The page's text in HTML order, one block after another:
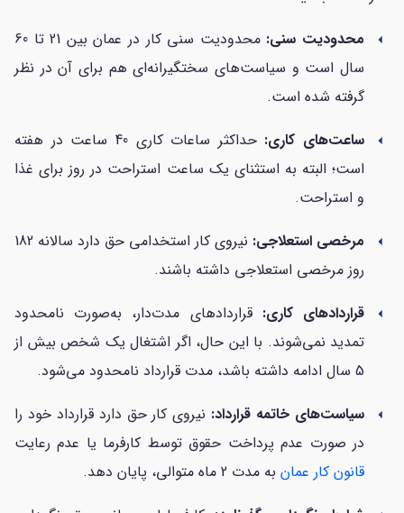
arrow_left محدودیت سنی:
محدودیت سنی کار در عمان بین 21 تا 60
سال است و سیاست‌های سختگیرانه‌ای هم برای آن در نظر
گرفته شده‌ است.
arrow_left ساعت‌های کاری:
حداکثر ساعات کاری 40 ساعت در هفته
است؛ البته به استثنای یک ساعت استراحت در روز برای غذا
و استراحت.
arrow_left مرخصی استعلاجی:
نیروی کار استخدامی حق دارد سالانه 182
روز مرخصی استعلاجی داشته باشند.
arrow_left قراردادهای کاری: قراردادهای مدت‌دار، به‌صورت نامحدود
تمدید نمی‌شوند. با این حال، اگر اشتغال یک شخص بیش از
5 سال ادامه داشته باشد، مدت قرارداد نامحدود می‌شود.
arrow_left سیاست‌های خاتمه قرارداد: نیروی کار حق دارد قرارداد خود را
در صورت عدم پرداخت حقوق توسط کارفرما یا عدم رعایت
قانون کار عمان به مدت 2 ماه متوالی، پایان دهد.